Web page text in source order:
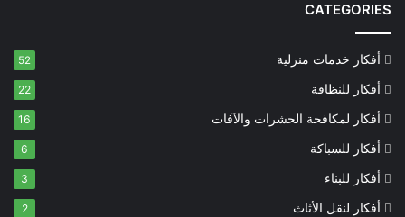
CATEGORIES
أفكار خدمات منزلية 52
أفكار للنظافة 22
أفكار لمكافحة الحشرات والآفات 16
أفكار للسباكة 6
أفكار للبناء 3
أفكار لنقل الأثاث 2